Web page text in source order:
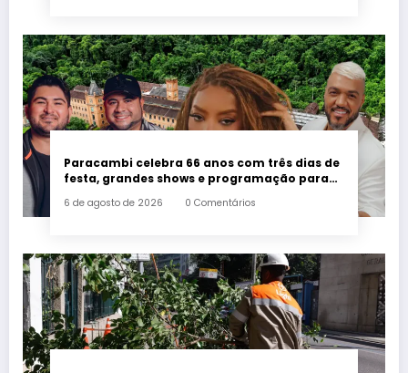
Paracambi celebra 66 anos com três dias de
festa, grandes shows e programação para
6 de agosto de 2026 0 Comentários